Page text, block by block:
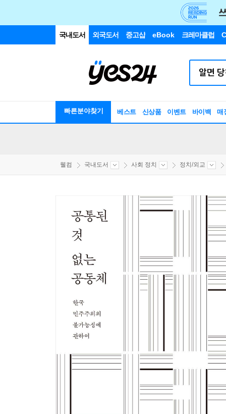
국내도서 외국도서 중고샵 eBook 크레마클럽
빠른분야찾기 베스트 신상품 이벤트 바이백 매
웰컴 국내도서 사회 정치 정치/외교